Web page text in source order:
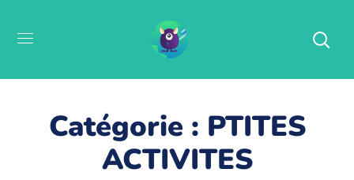
Catégorie : PTITES
ACTIVITES